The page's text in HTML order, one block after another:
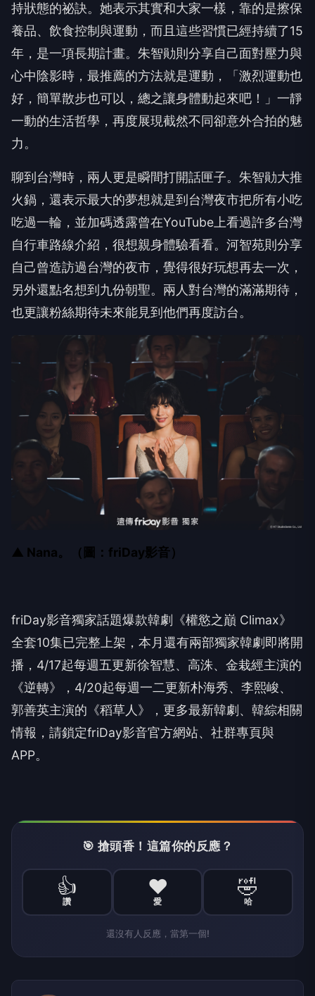
持狀態的祕訣。她表示其實和大家一樣，靠的是擦保
養品、飲食控制與運動，而且這些習慣已經持續了15
年，是一項長期計畫。朱智勛則分享自己面對壓力與
心中陰影時，最推薦的方法就是運動，「激烈運動也
好，簡單散步也可以，總之讓身體動起來吧！」一靜
一動的生活哲學，再度展現截然不同卻意外合拍的魅
力。
聊到台灣時，兩人更是瞬間打開話匣子。朱智勛大推
火鍋，還表示最大的夢想就是到台灣夜市把所有小吃
吃過一輪，並加碼透露曾在YouTube上看過許多台灣
自行車路線介紹，很想親身體驗看看。河智苑則分享
自己曾造訪過台灣的夜市，覺得很好玩想再去一次，
另外還點名想到九份朝聖。兩人對台灣的滿滿期待，
也更讓粉絲期待未來能見到他們再度訪台。
▲ Nana。（圖：friDay影音）
friDay影音獨家話題爆款韓劇《權慾之巔 Climax》
全套10集已完整上架，本月還有兩部獨家韓劇即將開
播，4/17起每週五更新徐智慧、高洙、金栽經主演的
《逆轉》，4/20起每週一二更新朴海秀、李熙峻、
郭善英主演的《稻草人》，更多最新韓劇、韓綜相關
情報，請鎖定friDay影音官方網站、社群專頁與
APP。
🎯 搶頭香！這篇你的反應？
👍
讚
❤️
愛
🤣
哈
還沒有人反應，當第一個!